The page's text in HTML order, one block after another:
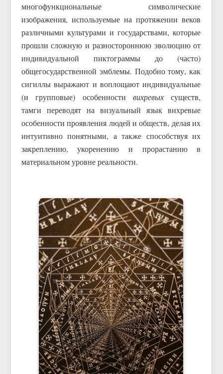
многофункциональные символические
изображения, используемые на протяжении веков
различными культурами и государствами, которые
прошли сложную и разностороннюю эволюцию от
индивидуальной пиктограммы до (часто)
общегосударственной эмблемы. Подобно тому, как
сигиллы выражают и воплощают индивидуальные
(и групповые) особенности вихревыхсуществ,
тамги переводят на визуальный язык вихревые
особенности проявления людей и обществ, делая их
интуитивно понятными, а также способствуя их
закреплению, укоренению и прорастанию в
материальном уровне реальности.